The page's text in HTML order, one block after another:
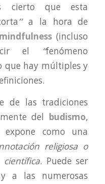
cierto que esta
” a la hora de
mindfulness(incluso
el “fenómeno
que hay múltiples y
de las tradiciones
del budismo,
como una
religiosa o
. Puede ser
a las numerosas